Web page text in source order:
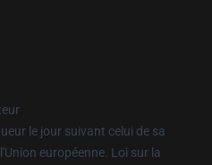
le jour suivant celui de sa
européenne. Loi sur la